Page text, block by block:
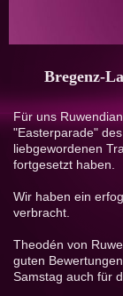
Bregenz-
Für uns
"Easterparade"
liebgewordenen
fortgesetzt haben.
Wir haben ein
verbracht.
Theodén von
guten
Samstag auch für